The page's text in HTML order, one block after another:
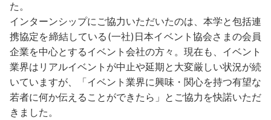
た。
インターンシップにご協力いただいたのは、本学と包括連
携協定を締結している(一社)日本イベント協会さまの会員
企業を中心とするイベント会社の方々。現在も、イベント
業界はリアルイベントが中止や延期と大変厳しい状況が続
いていますが、「イベント業界に興味・関心を持つ有望な
若者に何か伝えることができたら」とご協力を快諾いただ
きました。